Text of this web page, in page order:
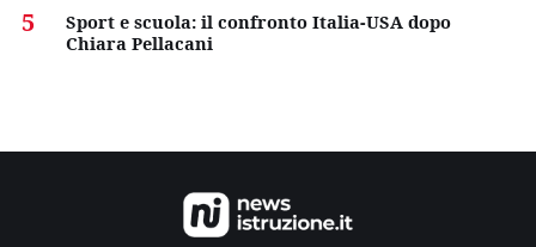
5
Sport e scuola: il confronto Italia-USA dopo
Chiara Pellacani